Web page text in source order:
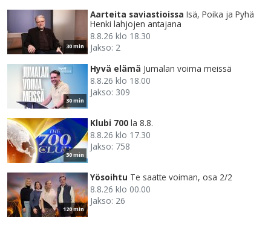
30 min
Aarteita saviastioissa Isä, Poika ja Pyhä
Henki lahjojen antajana
8.8.26 klo 18.30
Jakso: 2
30 min
Hyvä elämä Jumalan voima meissä
8.8.26 klo 18.00
Jakso: 309
30 min
Klubi 700 la 8.8.
8.8.26 klo 17.30
Jakso: 758
120 min
Yösoihtu Te saatte voiman, osa 2/2
8.8.26 klo 00.00
Jakso: 26